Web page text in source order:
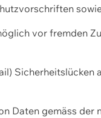
vor fremden
Daten gemäss